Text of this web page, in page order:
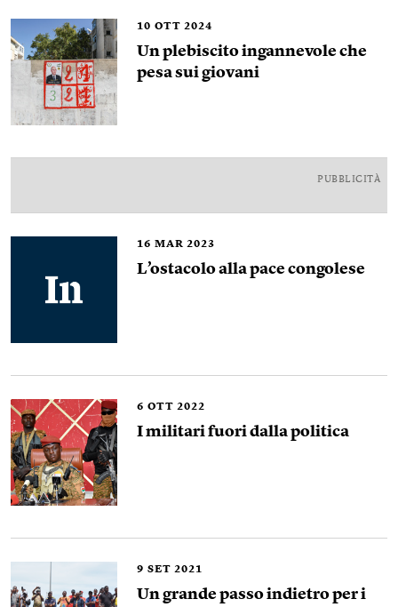
10 OTT 2024
Un plebiscito ingannevole che
pesa sui giovani
PUBBLICITÀ
16 MAR 2023
L’ostacolo alla pace congolese
6 OTT 2022
I militari fuori dalla politica
9 SET 2021
Un grande passo indietro per i